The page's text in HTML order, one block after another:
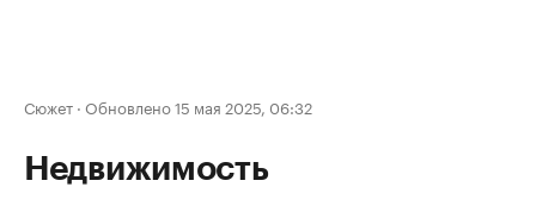
Сюжет · Обновлено 15 мая 2025, 06:32
Недвижимость